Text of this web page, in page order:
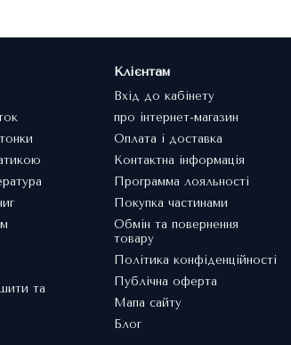
та
Клієнтам
Вхід до кабінету
про інтернет-магазин
Оплата і доставка
Контактна інформація
Программа лояльності
Покупка частинами
Обмін та повернення
товару
Політика конфіденційності
Публічна оферта
Мапа сайту
Блог